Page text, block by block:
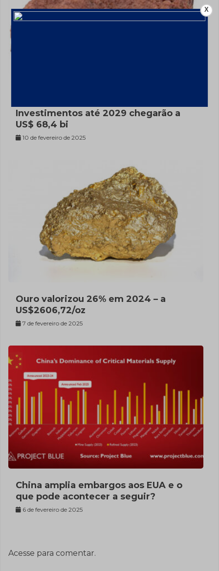
Investimentos até 2029 chegarão a
US$ 68,4 bi
10 de fevereiro de 2025
Ouro valorizou 26% em 2024 – a
US$2606,72/oz
7 de fevereiro de 2025
China amplia embargos aos EUA e o
que pode acontecer a seguir?
6 de fevereiro de 2025
Acesse para comentar.
X